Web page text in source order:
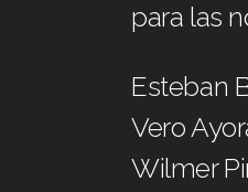
para las
Esteban
Vero
Wilmer